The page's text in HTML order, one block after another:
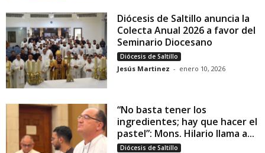
Diócesis de Saltillo anuncia la
Colecta Anual 2026 a favor del
Seminario Diocesano
Diócesis de Saltillo
Jesús Martinez - enero 10, 2026
“No basta tener los
ingredientes; hay que hacer el
pastel”: Mons. Hilario llama a...
Diócesis de Saltillo